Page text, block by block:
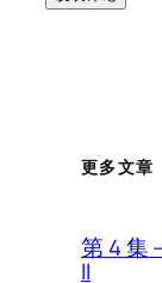
更多文章
第 4 集
II